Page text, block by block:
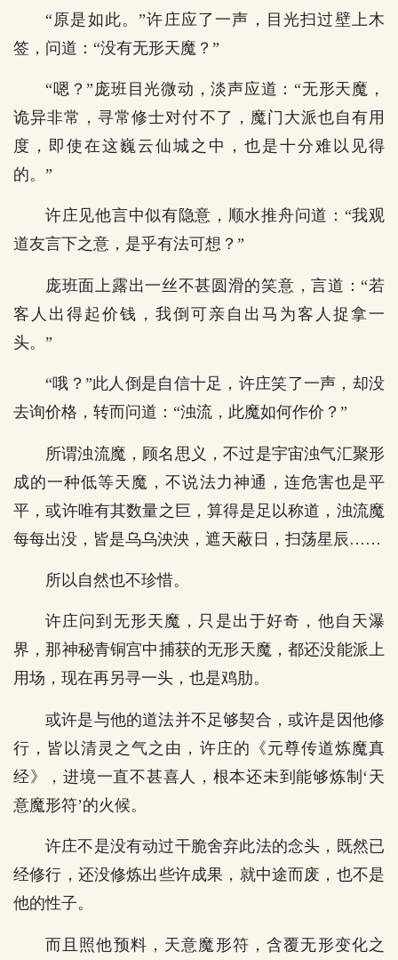
“原是如此。”许庄应了一声，目光扫过壁上木
签，问道：“没有无形天魔？”
“嗯？”庞班目光微动，淡声应道：“无形天魔，
诡异非常，寻常修士对付不了，魔门大派也自有用
度，即使在这巍云仙城之中，也是十分难以见得
的。”
许庄见他言中似有隐意，顺水推舟问道：“我观
道友言下之意，是乎有法可想？”
庞班面上露出一丝不甚圆滑的笑意，言道：“若
客人出得起价钱，我倒可亲自出马为客人捉拿一
头。”
“哦？”此人倒是自信十足，许庄笑了一声，却没
去询价格，转而问道：“浊流，此魔如何作价？”
所谓浊流魔，顾名思义，不过是宇宙浊气汇聚形
成的一种低等天魔，不说法力神通，连危害也是平
平，或许唯有其数量之巨，算得是足以称道，浊流魔
每每出没，皆是乌乌泱泱，遮天蔽日，扫荡星辰……
所以自然也不珍惜。
许庄问到无形天魔，只是出于好奇，他自天瀑
界，那神秘青铜宫中捕获的无形天魔，都还没能派上
用场，现在再另寻一头，也是鸡肋。
或许是与他的道法并不足够契合，或许是因他修
行，皆以清灵之气之由，许庄的《元尊传道炼魔真
经》，进境一直不甚喜人，根本还未到能够炼制‘天
意魔形符’的火候。
许庄不是没有动过干脆舍弃此法的念头，既然已
经修行，还没修炼出些许成果，就中途而废，也不是
他的性子。
而且照他预料，天意魔形符，含覆无形变化之